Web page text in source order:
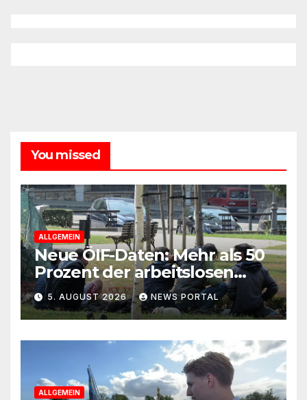
You missed
ALLGEMEIN
Neue ÖIF-Daten: Mehr als 50
Prozent der arbeitslosen
Ausländer leben in Wien!
5. AUGUST 2026 NEWS PORTAL
ALLGEMEIN